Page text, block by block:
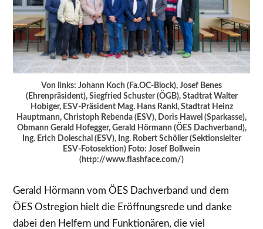
Von links: Johann Koch (Fa.OC-Block), Josef Benes
(Ehrenpräsident), Siegfried Schuster (ÖGB), Stadtrat Walter
Hobiger, ESV-Präsident Mag. Hans Rankl, Stadtrat Heinz
Hauptmann, Christoph Rebenda (ESV), Doris Hawel (Sparkasse),
Obmann Gerald Hofegger, Gerald Hörmann (ÖES Dachverband),
Ing. Erich Doleschal (ESV), Ing. Robert Schöller (Sektionsleiter
ESV-Fotosektion) Foto: Josef Bollwein
(http://www.flashface.com/)
Gerald Hörmann vom ÖES Dachverband und dem
ÖES Ostregion hielt die Eröffnungsrede und danke
dabei den Helfern und Funktionären, die viel